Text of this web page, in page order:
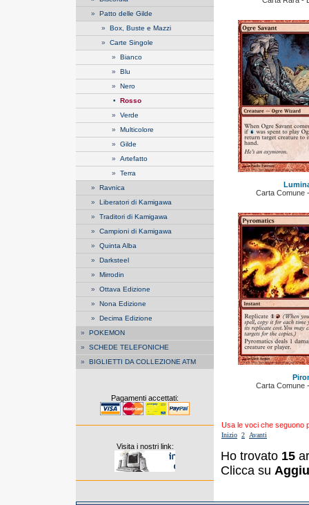
» Patto delle Gilde
» Box, Buste e Mazzi
» Carte Singole
» Bianco
» Blu
» Nero
• Rosso
» Verde
» Multicolore
» Gilde
» Artefatto
» Terra
» Ravnica
» Liberatori di Kamigawa
» Traditori di Kamigawa
» Campioni di Kamigawa
» Quinta Alba
» Darksteel
» Mirrodin
» Ottava Edizione
» Nona Edizione
» Decima Edizione
» POKEMON
» SCHEDE TELEFONICHE
» BIGLIETTI DA COLLEZIONE ATM
Pagamenti accettati:
Visita i nostri link:
Carta Comune
Carta Comune
Usa le voci che seguono
Inizio 2 Avanti
Ho trovato 15
Clicca su